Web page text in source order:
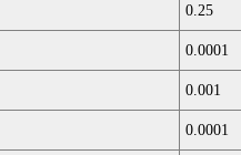
0.25
0.0001
0.001
0.0001